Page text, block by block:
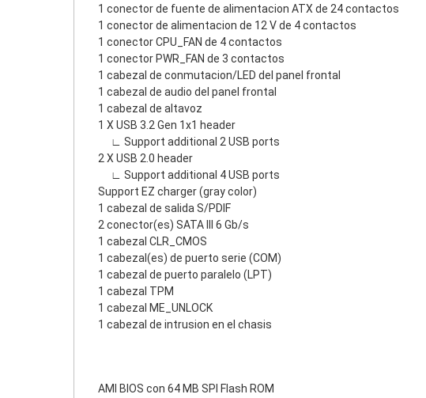
1 conector de fuente de alimentacion ATX de 24 contactos
1 conector de alimentacion de 12 V de 4 contactos
1 conector CPU_FAN de 4 contactos
1 conector PWR_FAN de 3 contactos
1 cabezal de conmutacion/LED del panel frontal
1 cabezal de audio del panel frontal
1 cabezal de altavoz
1 X USB 3.2 Gen 1x1 header
∟ Support additional 2 USB ports
2 X USB 2.0 header
∟ Support additional 4 USB ports
Support EZ charger (gray color)
1 cabezal de salida S/PDIF
2 conector(es) SATA III 6 Gb/s
1 cabezal CLR_CMOS
1 cabezal(es) de puerto serie (COM)
1 cabezal de puerto paralelo (LPT)
1 cabezal TPM
1 cabezal ME_UNLOCK
1 cabezal de intrusion en el chasis
AMI BIOS con 64 MB SPI Flash ROM